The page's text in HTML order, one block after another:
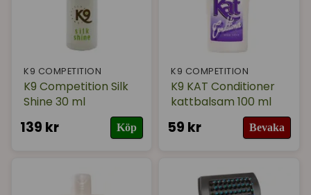
K9 COMPETITION
K9 Competition Silk
Shine 30 ml
139 kr Köp
K9 COMPETITION
K9 KAT Conditioner
kattbalsam 100 ml
59 kr Bevaka